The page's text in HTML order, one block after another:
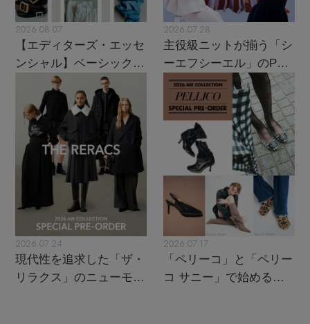
2026.08.07
【エディターズ・エッセ
ンシャル】ベーシックと
トレンドが交差する16の
2026.07.28
主役級ニットが揃う「シ
ーエフシーエル」のPOP
UPがスタート
2026.07.24
現代性を追求した「ザ・
リラクス」のニューモダ
2026.07.17
「ペリーコ」と「ペリー
コ サニー」で始める秋